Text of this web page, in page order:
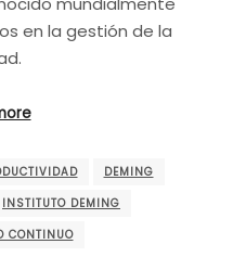
en la gestión de la
DEMING
INSTITUTO DEMING
CONTINUO